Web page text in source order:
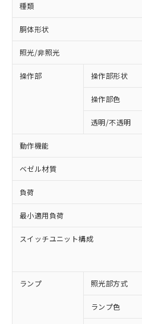
種類
胴体形状
照光/非照光
操作部 操作部形状
操作部色
透明/不透明
動作機能
ベゼル材質
負荷
最小適用負荷
スイッチユニット構成
ランプ 照光部方式
ランプ色